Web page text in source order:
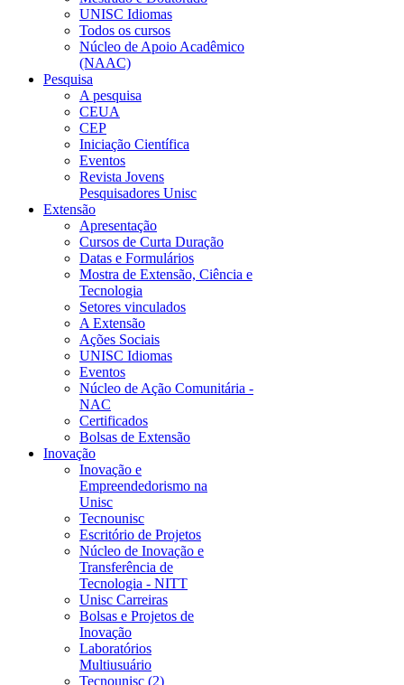
UNISC Idiomas
Todos os cursos
Núcleo de Apoio Acadêmico
(NAAC)
Pesquisa
A pesquisa
CEUA
CEP
Iniciação Científica
Eventos
Revista Jovens
Pesquisadores Unisc
Extensão
Apresentação
Cursos de Curta Duração
Datas e Formulários
Mostra de Extensão, Ciência e
Tecnologia
Setores vinculados
A Extensão
Ações Sociais
UNISC Idiomas
Eventos
Núcleo de Ação Comunitária -
NAC
Certificados
Bolsas de Extensão
Inovação
Inovação e
Empreendedorismo na
Unisc
Tecnounisc
Escritório de Projetos
Núcleo de Inovação e
Transferência de
Tecnologia - NITT
Unisc Carreiras
Bolsas e Projetos de
Inovação
Laboratórios
Multiusuário
Tecnounisc (2)